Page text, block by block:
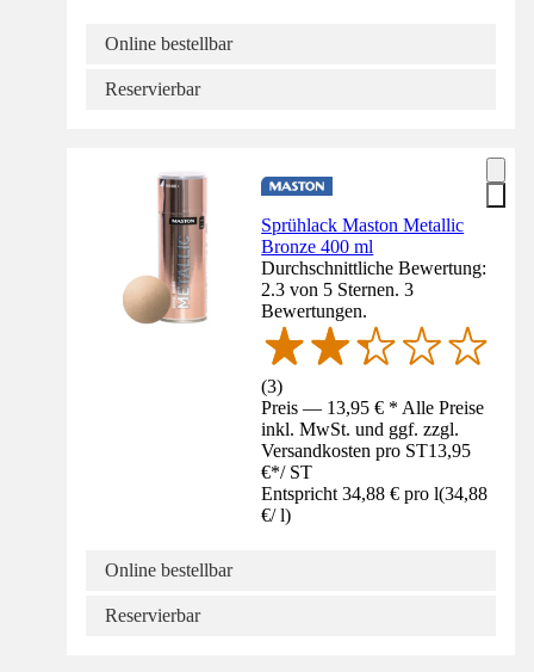
Online bestellbar
Reservierbar
Sprühlack Maston Metallic
Bronze 400 ml
Durchschnittliche Bewertung:
2.3 von 5 Sternen. 3
Bewertungen.
(3)
Preis — 13,95 € * Alle Preise
inkl. MwSt. und ggf. zzgl.
Versandkosten pro ST13,95
€*/ ST
Entspricht 34,88 € pro l(34,88
€/ l)
Online bestellbar
Reservierbar